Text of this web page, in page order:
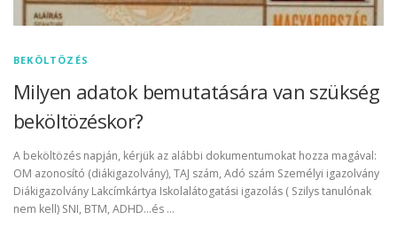
BEKÖLTÖZÉS
Milyen adatok bemutatására van szükség
beköltözéskor?
A beköltözés napján, kérjük az alábbi dokumentumokat hozza magával:
OM azonosító (diákigazolvány), TAJ szám, Adó szám Személyi igazolvány
Diákigazolvány Lakcímkártya Iskolalátogatási igazolás ( Szilys tanulónak
nem kell) SNI, BTM, ADHD…és …